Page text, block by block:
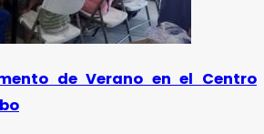
de Verano en el Centro